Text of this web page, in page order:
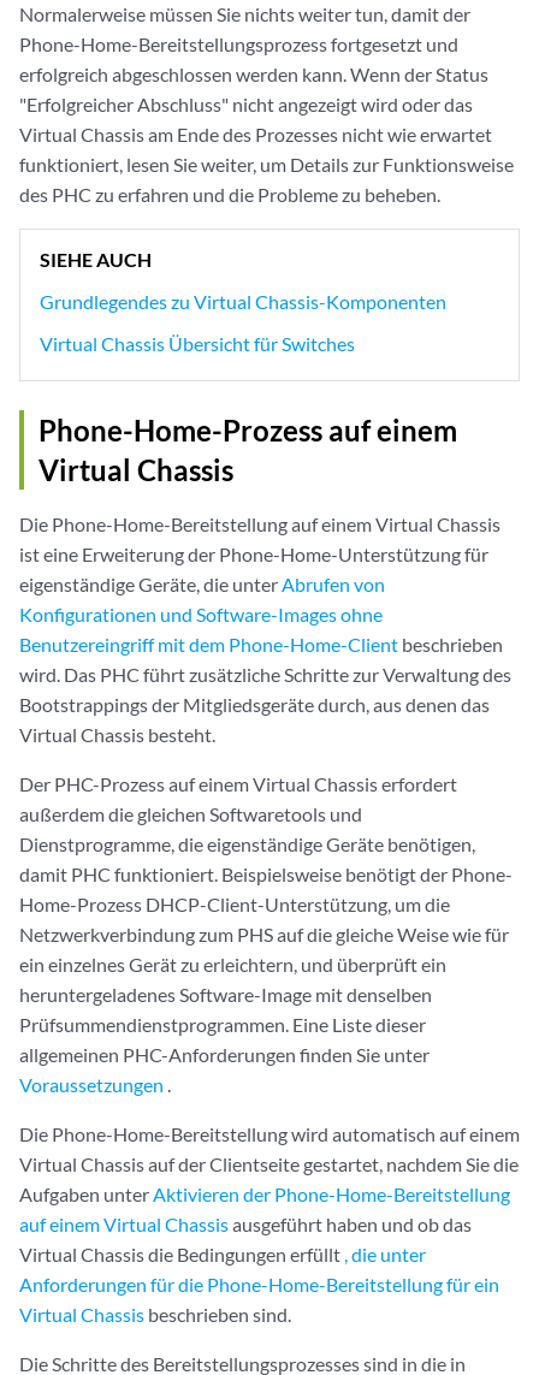
Normalerweise müssen Sie nichts weiter tun, damit der
Phone-Home-Bereitstellungsprozess fortgesetzt und
erfolgreich abgeschlossen werden kann. Wenn der Status
"Erfolgreicher Abschluss" nicht angezeigt wird oder das
Virtual Chassis am Ende des Prozesses nicht wie erwartet
funktioniert, lesen Sie weiter, um Details zur Funktionsweise
des PHC zu erfahren und die Probleme zu beheben.
SIEHE AUCH
Grundlegendes zu Virtual Chassis-Komponenten
Virtual Chassis Übersicht für Switches
Phone-Home-Prozess auf einem
Virtual Chassis
Die Phone-Home-Bereitstellung auf einem Virtual Chassis
ist eine Erweiterung der Phone-Home-Unterstützung für
eigenständige Geräte, die unterAbrufen von
Konfigurationen und Software-Images ohne
Benutzereingriff mit dem Phone-Home-Client beschrieben
wird. Das PHC führt zusätzliche Schritte zur Verwaltung des
Bootstrappings der Mitgliedsgeräte durch, aus denen das
Virtual Chassis besteht.
Der PHC-Prozess auf einem Virtual Chassis erfordert
außerdem die gleichen Softwaretools und
Dienstprogramme, die eigenständige Geräte benötigen,
damit PHC funktioniert. Beispielsweise benötigt der Phone-
Home-Prozess DHCP-Client-Unterstützung, um die
Netzwerkverbindung zum PHS auf die gleiche Weise wie für
ein einzelnes Gerät zu erleichtern, und überprüft ein
heruntergeladenes Software-Image mit denselben
Prüfsummendienstprogrammen. Eine Liste dieser
allgemeinen PHC-Anforderungen finden Sie unter
Voraussetzungen .
Die Phone-Home-Bereitstellung wird automatisch auf einem
Virtual Chassis auf der Clientseite gestartet, nachdem Sie die
Aufgaben unterAktivieren der Phone-Home-Bereitstellung
auf einem Virtual Chassisausgeführt haben und ob das
Virtual Chassis die Bedingungen erfüllt , die unter
Anforderungen für die Phone-Home-Bereitstellung für ein
Virtual Chassis beschrieben sind.
Die Schritte des Bereitstellungsprozesses sind in die in